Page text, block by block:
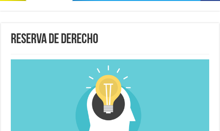
Reserva de Derecho